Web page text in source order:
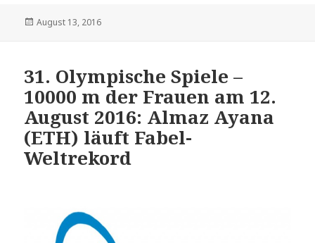
Veröffentlicht
August 13, 2016
31. Olympische Spiele –
10000 m der Frauen am 12.
August 2016: Almaz Ayana
(ETH) läuft Fabel-
Weltrekord